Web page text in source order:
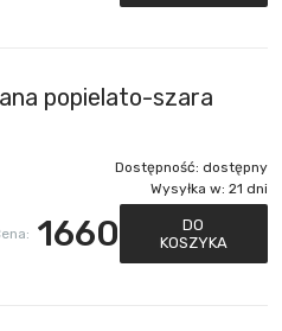
popielato-szara
Dostępność: dostępny
Wysyłka w: 21 dni
1660
DO
KOSZYKA